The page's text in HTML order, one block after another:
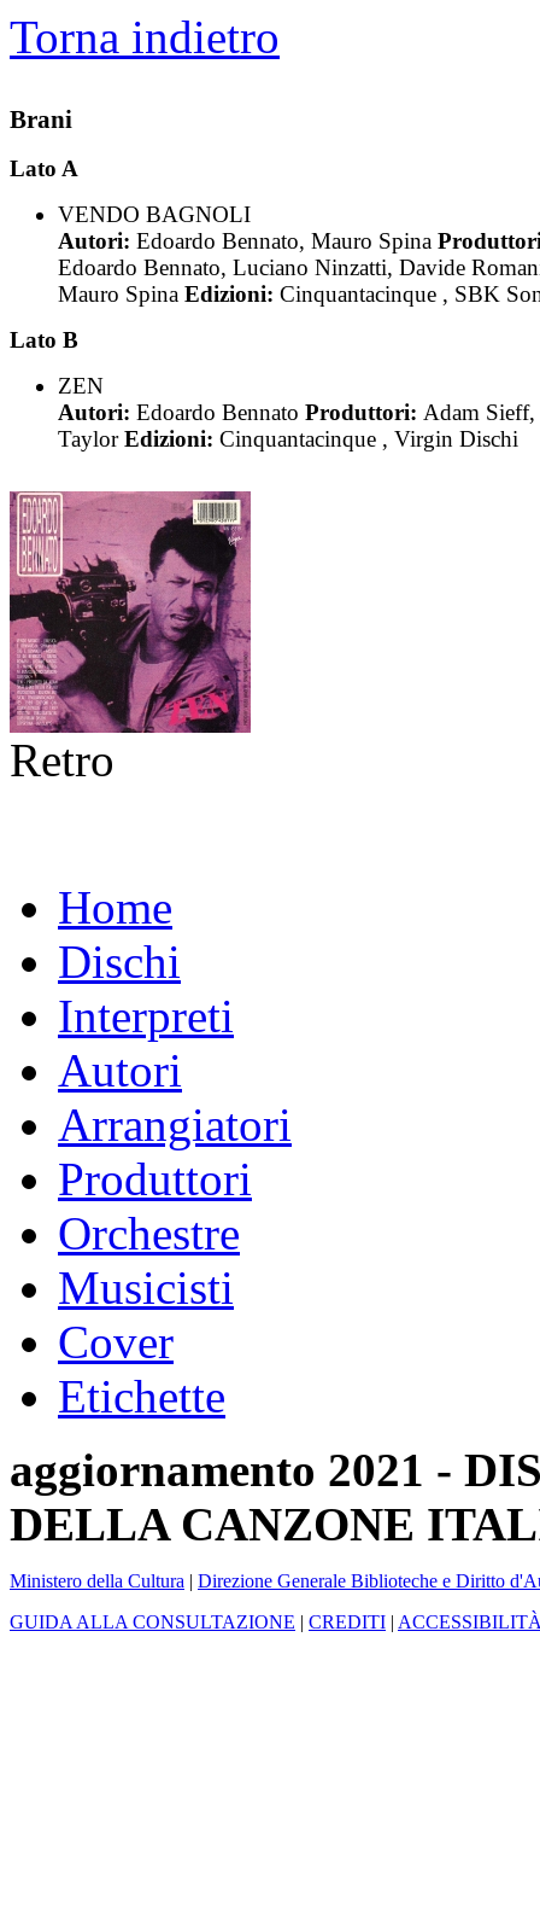
Torna indietro
Brani
Lato A
VENDO BAGNOLI
Autori: Edoardo Bennato, Mauro Spina
Edoardo Bennato, Luciano Ninzatti, Davide
Mauro Spina Edizioni: Cinquantacinque , SBK
Lato B
ZEN
Autori: Edoardo Bennato Produttori: Adam
TaylorEdizioni: Cinquantacinque , Virgin Dischi
Retro
Home
Dischi
Interpreti
Autori
Arrangiatori
Produttori
Orchestre
Musicisti
Cover
Etichette
aggiornamento 2021 -
DELLA CANZONE
Ministero della Cultura | Direzione Generale Biblioteche e Diritto
GUIDA ALLA CONSULTAZIONE | CREDITI |